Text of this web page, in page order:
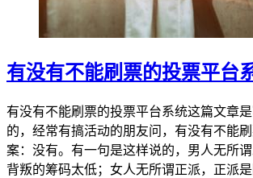
有没有不能刷票的投票平台
有没有不能刷票的投票平台系统这篇文章
的，经常有搞活动的朋友问，有没有不能
案：没有。有一句是这样说的，男人无所
背叛的筹码太低；女人无所谓正派，正派